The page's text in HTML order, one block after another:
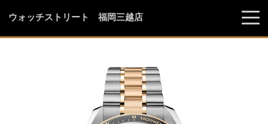
ウォッチストリート 福岡三越店